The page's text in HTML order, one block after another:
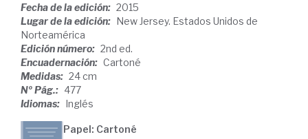
Fecha de la edición: 2015
Lugar de la edición: New Jersey. Estados Unidos de
Norteamérica
Edición número: 2nd ed.
Encuadernación: Cartoné
Medidas: 24 cm
Nº Pág.: 477
Idiomas: Inglés
Papel: Cartoné